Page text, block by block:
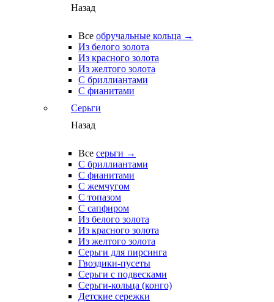
Назад
Все обручальные кольца →
Из белого золота
Из красного золота
Из желтого золота
С бриллиантами
С фианитами
Серьги
Назад
Все серьги →
С бриллиантами
С фианитами
С жемчугом
С топазом
С сапфиром
Из белого золота
Из красного золота
Из желтого золота
Серьги для пирсинга
Гвоздики-пусеты
Серьги с подвесками
Серьги-кольца (конго)
Детские сережки